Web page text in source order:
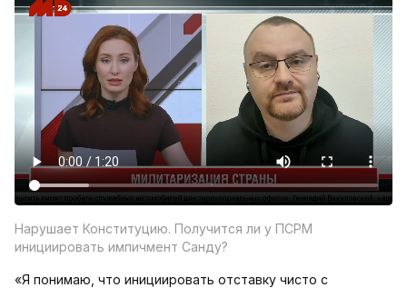
Нарушает Конституцию. Получится ли у ПСРМ
инициировать импичмент Санду?
«Я понимаю, что инициировать отставку чисто с